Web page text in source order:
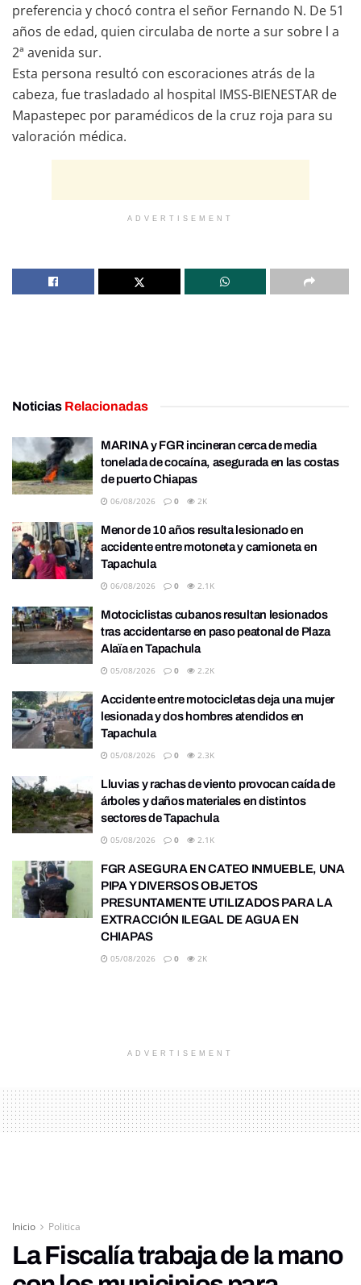
preferencia y chocó contra el señor Fernando N. De 51
años de edad, quien circulaba de norte a sur sobre l a
2ª avenida sur.
Esta persona resultó con escoraciones atrás de la
cabeza, fue trasladado al hospital IMSS-BIENESTAR de
Mapastepec por paramédicos de la cruz roja para su
valoración médica.
ADVERTISEMENT
Noticias Relacionadas
MARINA y FGR incineran cerca de media
tonelada de cocaína, asegurada en las costas
de puerto Chiapas
06/08/2026 0 2K
Menor de 10 años resulta lesionado en
accidente entre motoneta y camioneta en
Tapachula
06/08/2026 0 2.1K
Motociclistas cubanos resultan lesionados
tras accidentarse en paso peatonal de Plaza
Alaïa en Tapachula
05/08/2026 0 2.2K
Accidente entre motocicletas deja una mujer
lesionada y dos hombres atendidos en
Tapachula
05/08/2026 0 2.3K
Lluvias y rachas de viento provocan caída de
árboles y daños materiales en distintos
sectores de Tapachula
05/08/2026 0 2.1K
FGR ASEGURA EN CATEO INMUEBLE, UNA
PIPA Y DIVERSOS OBJETOS
PRESUNTAMENTE UTILIZADOS PARA LA
EXTRACCIÓN ILEGAL DE AGUA EN
CHIAPAS
05/08/2026 0 2K
ADVERTISEMENT
Inicio Politica
La Fiscalía trabaja de la mano